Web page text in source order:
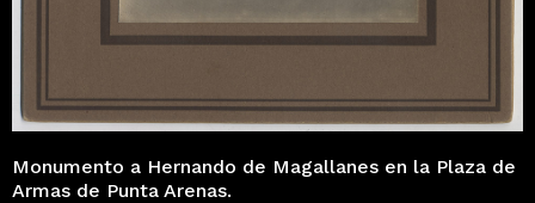
Monumento a Hernando de Magallanes en la Plaza de
Armas de Punta Arenas.